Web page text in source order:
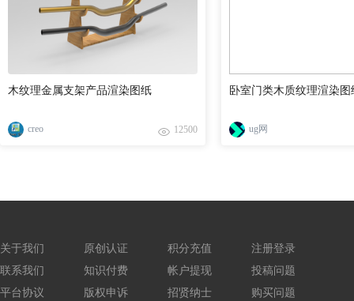
木纹理金属支架产品渲染图纸
creo 12500
卧室门类木质纹理渲染图
ug网
关于我们
联系我们
平台协议
原创认证
知识付费
版权申诉
积分充值
帐户提现
招贤纳士
注册登录
投稿问题
购买问题